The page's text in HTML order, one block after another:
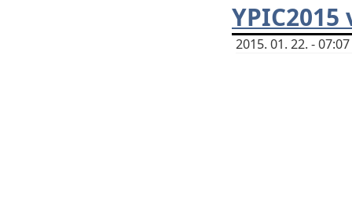
YPIC2015
2015. 01. 22. -